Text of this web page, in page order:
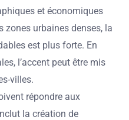
et économiques
zones urbaines denses, la
est plus forte. En
l’accent peut être mis
villes.
répondre aux
la création de